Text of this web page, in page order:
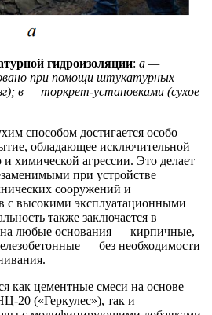
гидроизоляции: а —
при помощи штукатурных
в — торкрет-установками (сухое
способом достигается особо
обладающее исключительной
химической агрессии. Это делает
при устройстве
сооружений и
с высокими эксплуатационными
также заключается в
на любые основания — кирпичные,
— без необходимости
как цементные смеси на основе
20 («Геркулес»), так и